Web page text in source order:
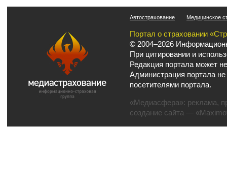
Автострахование Медицинское
Портал о страховании
© 2004–2026
При цитировании и
Редакция портала может
Администрация портала
посетителями портала.
«Медиасфера»: реклама,
создание сайта —